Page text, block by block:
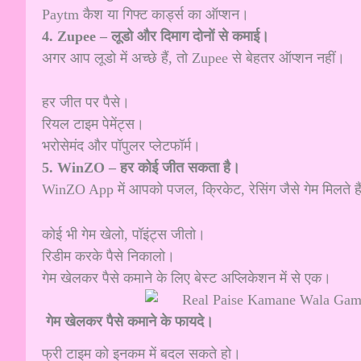
Paytm कैश या गिफ्ट कार्ड्स का ऑप्शन।
4. Zupee – लूडो और दिमाग दोनों से कमाई।
अगर आप लूडो में अच्छे हैं, तो Zupee से बेहतर ऑप्शन नहीं।
हर जीत पर पैसे।
रियल टाइम पेमेंट्स।
भरोसेमंद और पॉपुलर प्लेटफॉर्म।
5. WinZO – हर कोई जीत सकता है।
WinZO App में आपको पजल, क्रिकेट, रेसिंग जैसे गेम मिलते
कोई भी गेम खेलो, पॉइंट्स जीतो।
रिडीम करके पैसे निकालो।
गेम खेलकर पैसे कमाने के लिए बेस्ट अप्लिकेशन में से एक।
गेम खेलकर पैसे कमाने के फायदे।
फ्री टाइम को इनकम में बदल सकते हो।